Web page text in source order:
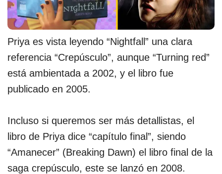
Priya es vista leyendo “Nightfall” una clara
referencia “Crepúsculo”, aunque “Turning red”
está ambientada a 2002, y el libro fue
publicado en 2005.
Incluso si queremos ser más detallistas, el
libro de Priya dice “capítulo final”, siendo
“Amanecer” (Breaking Dawn) el libro final de la
saga crepúsculo, este se lanzó en 2008.